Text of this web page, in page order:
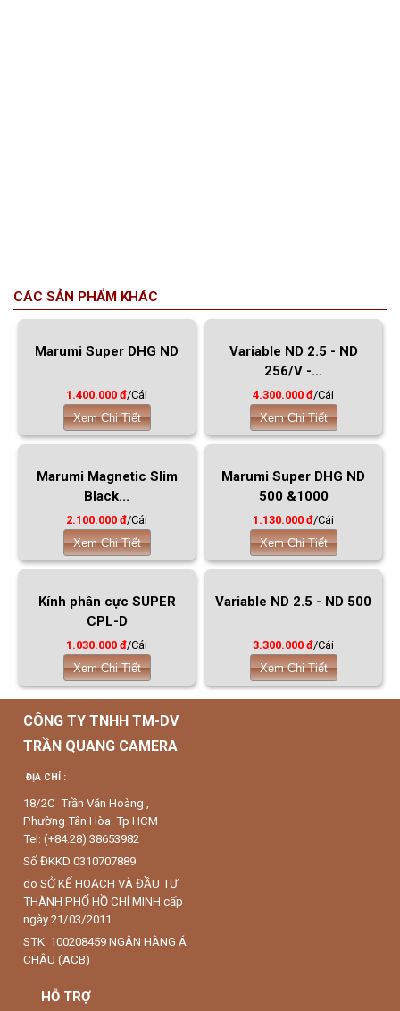
CÁC SẢN PHẨM KHÁC
Marumi Super DHG ND
1.400.000 đ/Cái
Xem Chi Tiết
Variable ND 2.5 - ND
256/V -...
4.300.000 đ/Cái
Xem Chi Tiết
Marumi Magnetic Slim
Black...
2.100.000 đ/Cái
Xem Chi Tiết
Marumi Super DHG ND
500 &1000
1.130.000 đ/Cái
Xem Chi Tiết
Kính phân cực SUPER
CPL-D
1.030.000 đ/Cái
Xem Chi Tiết
Variable ND 2.5 - ND 500
3.300.000 đ/Cái
Xem Chi Tiết
CÔNG TY TNHH TM-DV
TRẦN QUANG CAMERA
ĐỊA CHỈ :
18/2C Trần Văn Hoàng ,
Phường Tân Hòa. Tp HCM
Tel: (+84.28) 38653982
Số ĐKKD 0310707889
do SỞ KẾ HOẠCH VÀ ĐẦU TƯ
THÀNH PHỐ HỒ CHÍ MINH cấp
ngày 21/03/2011
STK: 100208459 NGÂN HÀNG Á
CHÂU (ACB)
HỖ TRỢ